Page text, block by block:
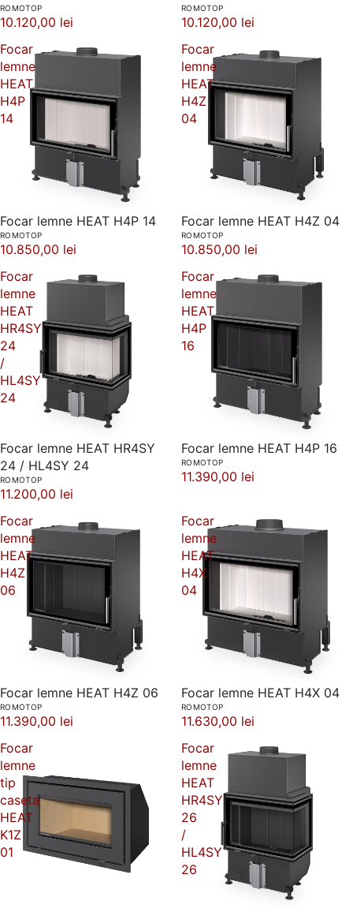
ROMOTOP
10.120,00 lei
ROMOTOP
10.120,00 lei
Focar
lemne
HEAT
H4P
14
Focar lemne HEAT H4P 14
ROMOTOP
10.850,00 lei
Focar
lemne
HEAT
H4Z
04
Focar lemne HEAT H4Z 04
ROMOTOP
10.850,00 lei
Focar
lemne
HEAT
HR4SY
24
/
HL4SY
24
Focar lemne HEAT HR4SY
24 / HL4SY 24
ROMOTOP
11.200,00 lei
Focar
lemne
HEAT
H4P
16
Focar lemne HEAT H4P 16
ROMOTOP
11.390,00 lei
Focar
lemne
HEAT
H4Z
06
Focar lemne HEAT H4Z 06
ROMOTOP
11.390,00 lei
Focar
lemne
HEAT
H4X
04
Focar lemne HEAT H4X 04
ROMOTOP
11.630,00 lei
Focar
lemne
tip
caseta
HEAT
K1Z
01
Focar
lemne
HEAT
HR4SY
26
/
HL4SY
26